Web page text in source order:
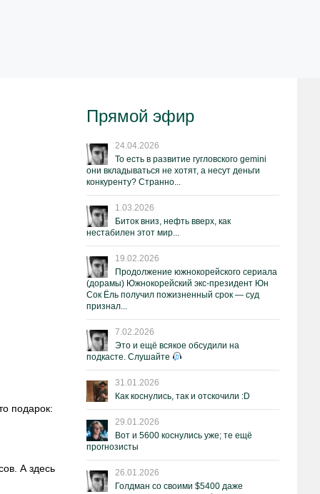
подарок:
А здесь
Прямой эфир
24.04.2026
То есть в развитие гугловского gemini
они вкладываться не хотят, а несут деньги
конкуренту? Странно...
1.03.2026
Биток вниз, нефть вверх, как
нестабилен этот мир...
19.02.2026
Продолжение южнокорейского сериала
(дорамы) Южнокорейский экс-президент Юн
Сок Ёль получил пожизненный срок — суд
признал...
7.02.2026
Это и ещё всякое обсудили на
подкасте. Слушайте
31.01.2026
Как коснулись, так и отскочили :D
29.01.2026
Вот и 5600 коснулись уже; те ещё
прогнозисты
26.01.2026
Голдман со своими $5400 даже